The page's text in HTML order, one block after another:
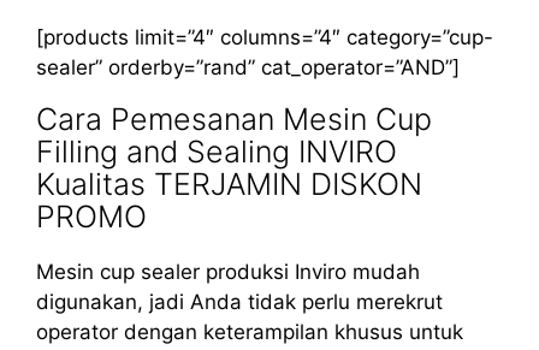
[products limit=”4″ columns=”4″ category=”cup-
sealer” orderby=”rand” cat_operator=”AND”]
Cara Pemesanan Mesin Cup
Filling and Sealing INVIRO
Kualitas TERJAMIN DISKON
PROMO
Mesin cup sealer produksi Inviro mudah
digunakan, jadi Anda tidak perlu merekrut
operator dengan keterampilan khusus untuk